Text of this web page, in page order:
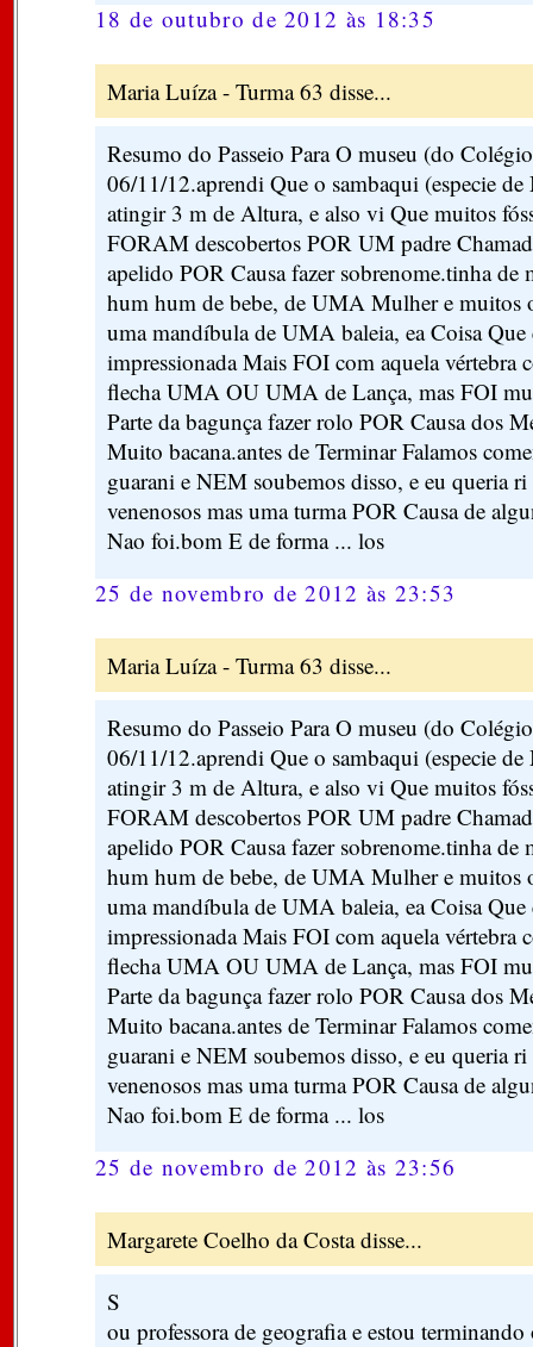
18 de outubro de 2012 às 18:35
Maria Luíza - Turma 63 disse...
Resumo do Passeio Para O museu (do
06/11/12.aprendi Que o sambaqui (especie
atingir 3 m de Altura, e also vi Que muitos
FORAM descobertos POR UM padre
apelido POR Causa fazer sobrenome.tinha
hum hum de bebe, de UMA Mulher e muitos
uma mandíbula de UMA baleia, ea Coisa
impressionada Mais FOI com aquela vértebra
flecha UMA OU UMA de Lança, mas FOI
Parte da bagunça fazer rolo POR Causa dos
Muito bacana.antes de Terminar Falamos
guarani e NEM soubemos disso, e eu queria
venenosos mas uma turma POR Causa de
Nao foi.bom E de forma ... los
25 de novembro de 2012 às 23:53
Maria Luíza - Turma 63 disse...
Resumo do Passeio Para O museu (do
06/11/12.aprendi Que o sambaqui (especie
atingir 3 m de Altura, e also vi Que muitos
FORAM descobertos POR UM padre
apelido POR Causa fazer sobrenome.tinha
hum hum de bebe, de UMA Mulher e muitos
uma mandíbula de UMA baleia, ea Coisa
impressionada Mais FOI com aquela vértebra
flecha UMA OU UMA de Lança, mas FOI
Parte da bagunça fazer rolo POR Causa dos
Muito bacana.antes de Terminar Falamos
guarani e NEM soubemos disso, e eu queria
venenosos mas uma turma POR Causa de
Nao foi.bom E de forma ... los
25 de novembro de 2012 às 23:56
Margarete Coelho da Costa disse...
S
ou professora de geografia e estou